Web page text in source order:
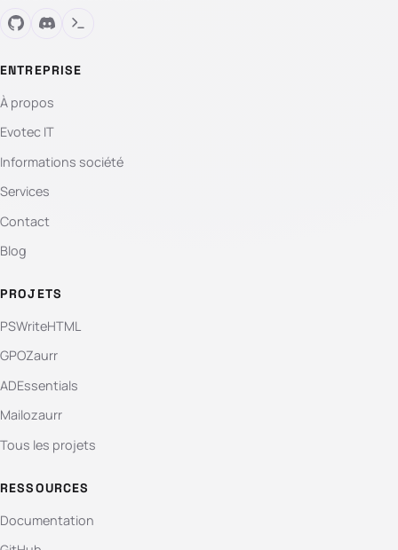
ENTREPRISE
À propos
Evotec IT
Informations société
Services
Contact
Blog
PROJETS
PSWriteHTML
GPOZaurr
ADEssentials
Mailozaurr
Tous les projets
RESSOURCES
Documentation